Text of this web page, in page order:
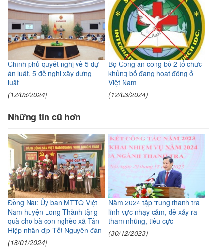
Chính phủ quyết nghị về 5 dự
án luật, 5 đề nghị xây dựng
luật
(12/03/2024)
Bộ Công an công bố 2 tổ chức
khủng bố đang hoạt động ở
Việt Nam
(12/03/2024)
Những tin cũ hơn
Đồng Nai: Ủy ban MTTQ Việt
Nam huyện Long Thành tặng
quà cho bà con nghèo xã Tân
Hiệp nhân dịp Tết Nguyên đán
(18/01/2024)
Năm 2024 tập trung thanh tra
lĩnh vực nhạy cảm, dễ xảy ra
tham nhũng, tiêu cực
(30/12/2023)